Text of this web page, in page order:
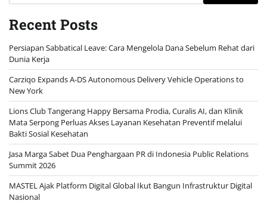
Recent Posts
Persiapan Sabbatical Leave: Cara Mengelola Dana Sebelum Rehat dari
Dunia Kerja
Carziqo Expands A-DS Autonomous Delivery Vehicle Operations to
New York
Lions Club Tangerang Happy Bersama Prodia, Curalis AI, dan Klinik
Mata Serpong Perluas Akses Layanan Kesehatan Preventif melalui
Bakti Sosial Kesehatan
Jasa Marga Sabet Dua Penghargaan PR di Indonesia Public Relations
Summit 2026
MASTEL Ajak Platform Digital Global Ikut Bangun Infrastruktur Digital
Nasional